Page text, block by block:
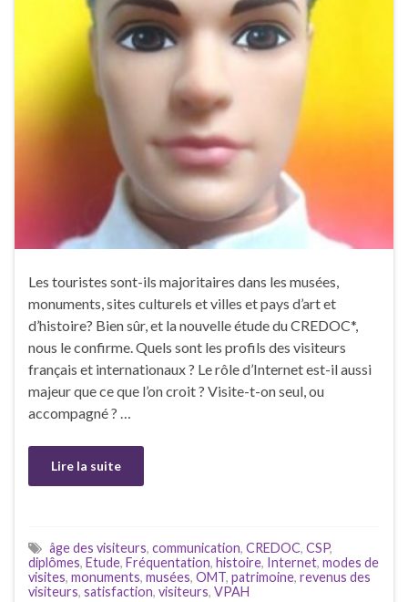
Les touristes sont-ils majoritaires dans les musées,
monuments, sites culturels et villes et pays d’art et
d’histoire? Bien sûr, et la nouvelle étude du CREDOC*,
nous le confirme. Quels sont les profils des visiteurs
français et internationaux ? Le rôle d’Internet est-il aussi
majeur que ce que l’on croit ? Visite-t-on seul, ou
accompagné ? …
Lire la suite
âge des visiteurs, communication, CREDOC, CSP,
diplômes, Etude, Fréquentation, histoire, Internet, modes de
visites, monuments, musées, OMT, patrimoine, revenus des
visiteurs, satisfaction, visiteurs, VPAH